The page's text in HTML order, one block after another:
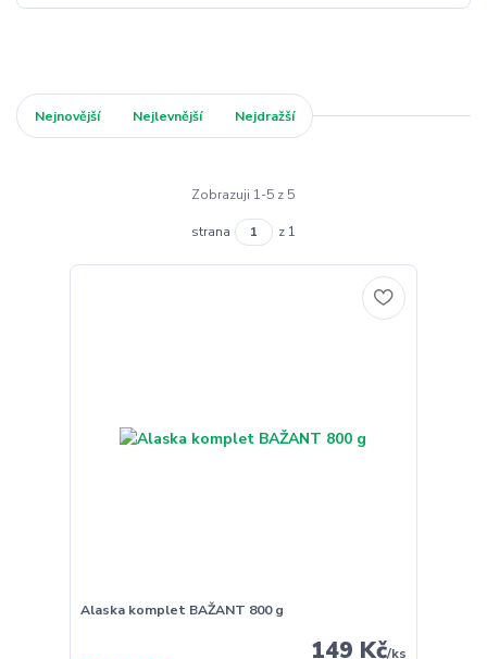
Nejnovější Nejlevnější Nejdražší
Zobrazuji 1-5 z 5
strana z 1
Alaska komplet BAŽANT 800 g
149 Kč/ks